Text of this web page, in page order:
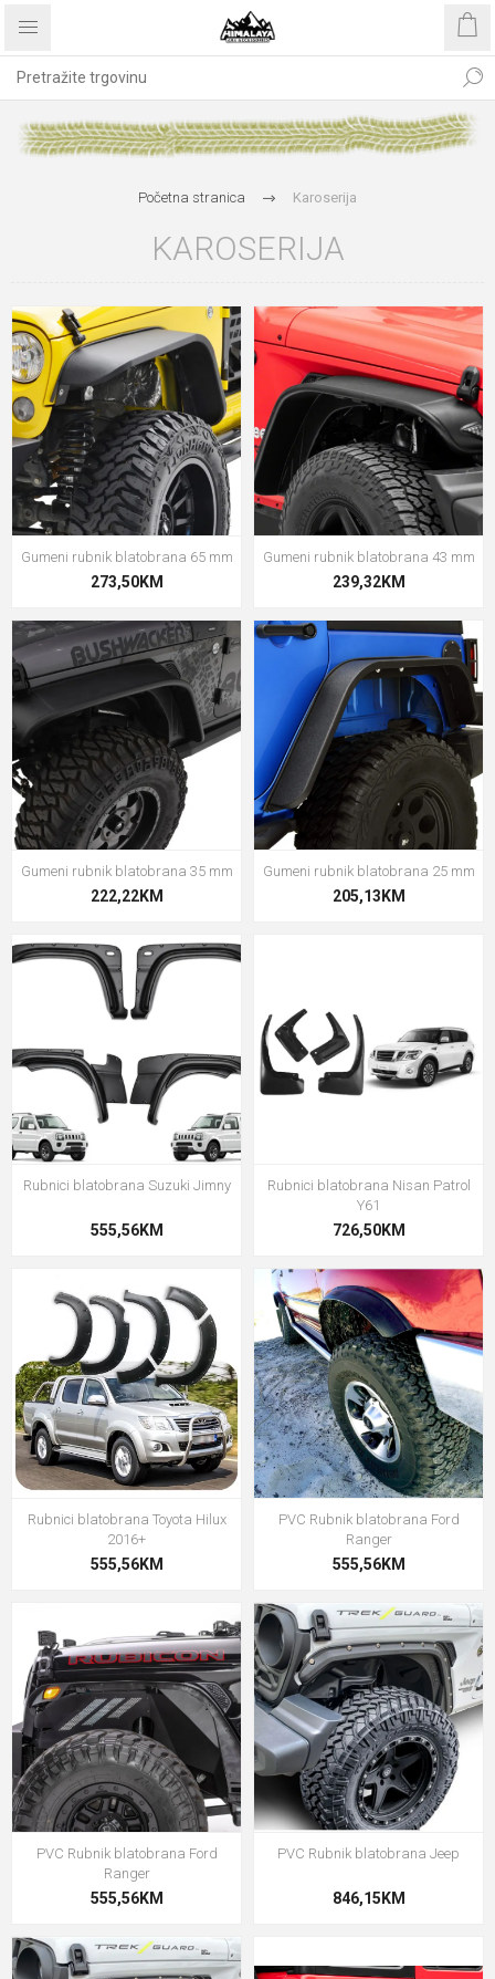
Početna stranica Karoserija
KAROSERIJA
Gumeni rubnik blatobrana 65 mm
273,50KM
Gumeni rubnik blatobrana 43 mm
239,32KM
Gumeni rubnik blatobrana 35 mm
222,22KM
Gumeni rubnik blatobrana 25 mm
205,13KM
Rubnici blatobrana Suzuki Jimny
555,56KM
Rubnici blatobrana Nisan Patrol
Y61
726,50KM
Rubnici blatobrana Toyota Hilux
2016+
555,56KM
PVC Rubnik blatobrana Ford
Ranger
555,56KM
PVC Rubnik blatobrana Ford
Ranger
555,56KM
PVC Rubnik blatobrana Jeep
846,15KM